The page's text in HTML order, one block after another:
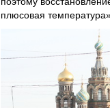
плюсовая